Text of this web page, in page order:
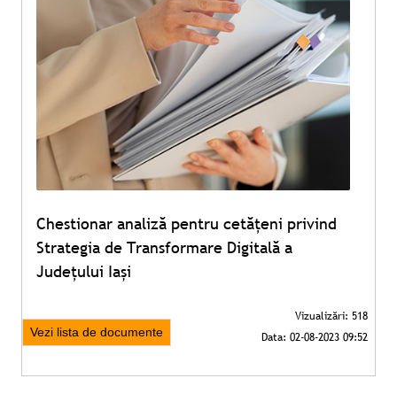
Chestionar analiză pentru cetățeni privind
Strategia de Transformare Digitală a
Județului Iași
Vezi lista de documente